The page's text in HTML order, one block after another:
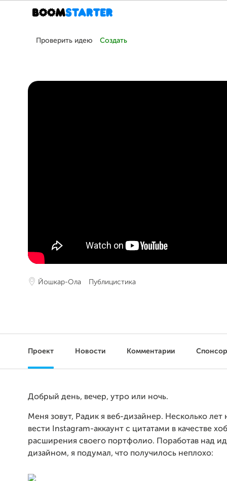
Проверить идею Создать
Йошкар-Ола Публицистика
Проект Новости Комментарии
Добрый день, вечер, утро или ночь.
Меня зовут, Радик я веб-дизайнер. Несколько лет
вести Instagram-аккаунт с цитатами в качестве
расширения своего портфолио. Поработав над
дизайном, я подумал, что получилось неплохо: